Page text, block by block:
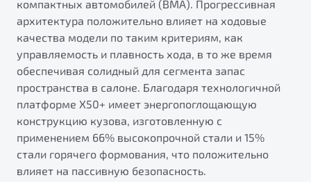
X70
Универсальный кроссовер
Автомобили в наличии
Тест-драйв
Автокредит
Спецпредложения
Будьте еще более уверены на дорогах с программой
"Помощь на дорогах"
Преимущества программы
Запись на сервис
Калькулятор ТО
Клиентская поддержка
компактных автомобилей (BMA). Прогрессивная
архитектура положительно влияет на ходовые
качества модели по таким критериям, как
управляемость и плавность хода, в то же время
обеспечивая солидный для сегмента запас
пространства в салоне. Благодаря технологичной
платформе X50+ имеет энергопоглощающую
конструкцию кузова, изготовленную с
применением 66% высокопрочной стали и 15%
стали горячего формования, что положительно
влияет на пассивную безопасность.